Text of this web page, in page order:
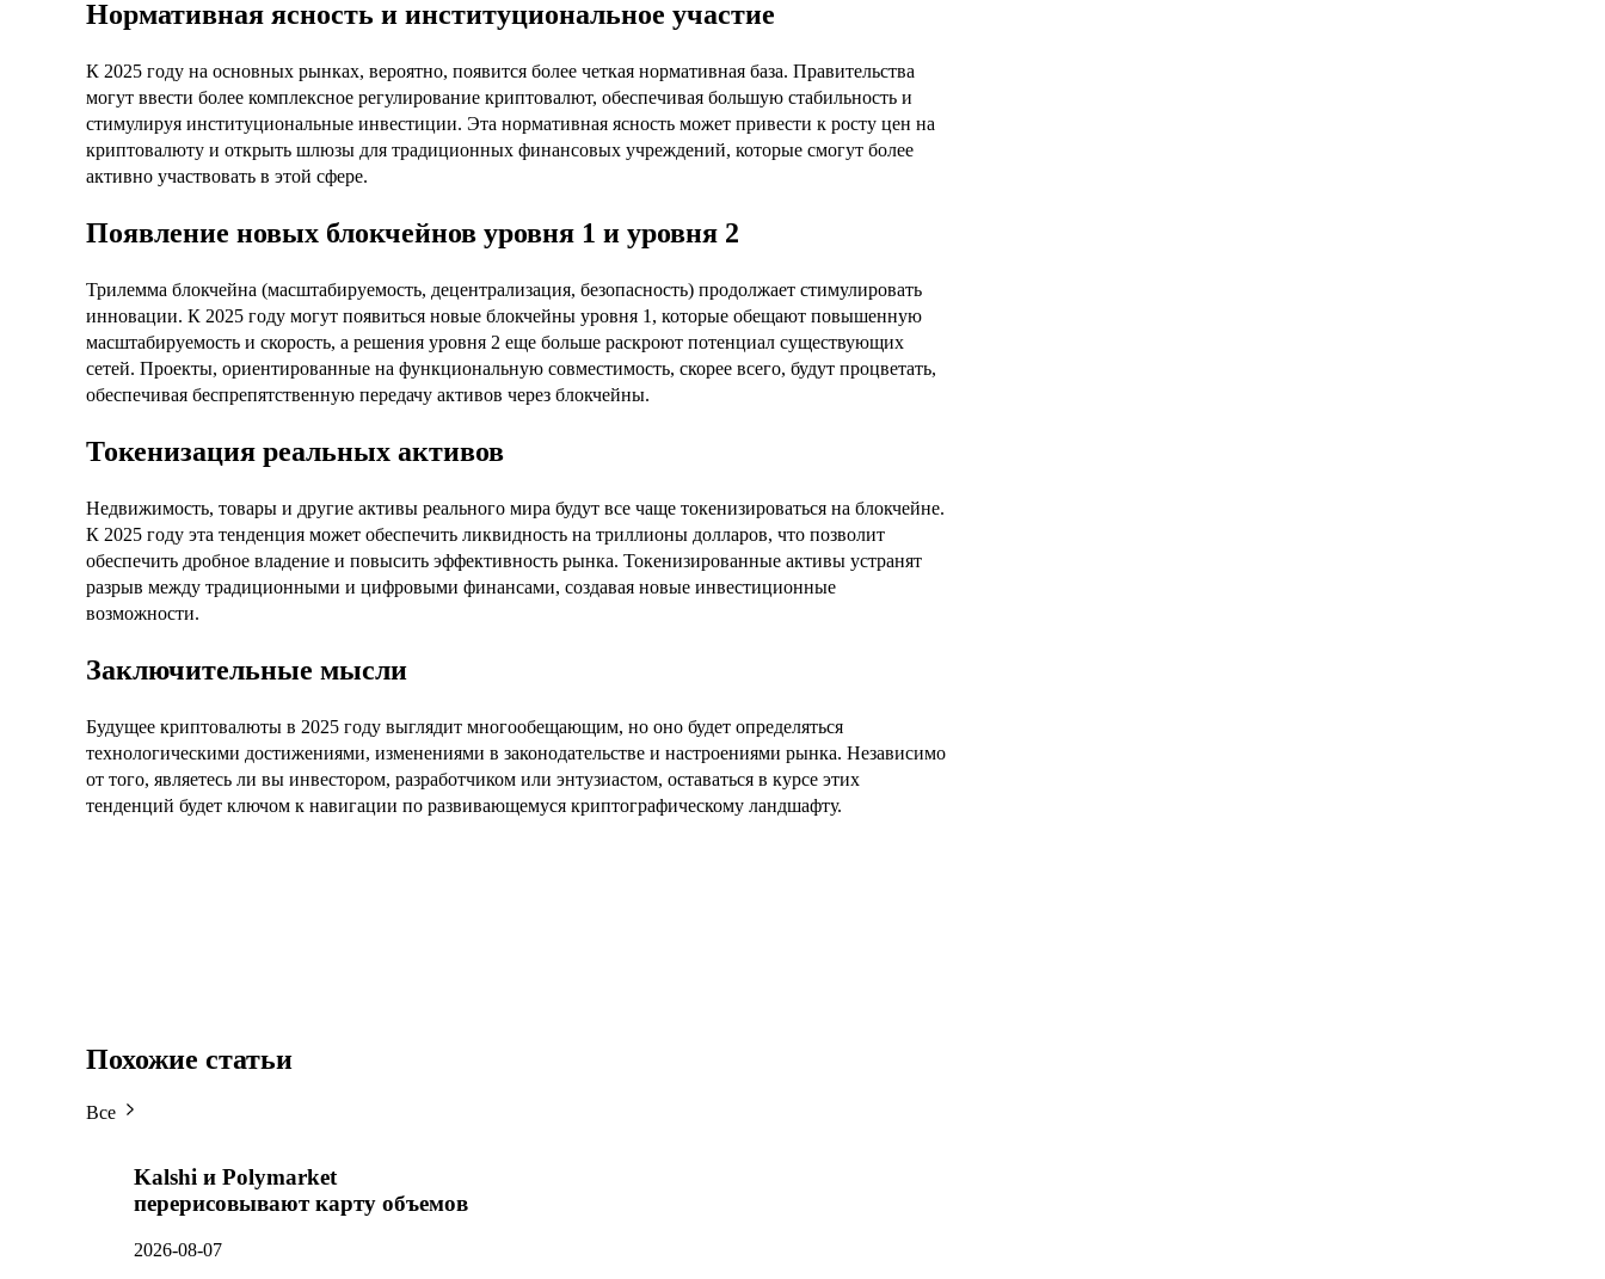
Нормативная ясность и институциональное участие
К 2025 году на основных рынках, вероятно, появится более четкая нормативная база. Правительства
могут ввести более комплексное регулирование криптовалют, обеспечивая большую стабильность и
стимулируя институциональные инвестиции. Эта нормативная ясность может привести к росту цен на
криптовалюту и открыть шлюзы для традиционных финансовых учреждений, которые смогут более
активно участвовать в этой сфере.
Появление новых блокчейнов уровня 1 и уровня 2
Трилемма блокчейна (масштабируемость, децентрализация, безопасность) продолжает стимулировать
инновации. К 2025 году могут появиться новые блокчейны уровня 1, которые обещают повышенную
масштабируемость и скорость, а решения уровня 2 еще больше раскроют потенциал существующих
сетей. Проекты, ориентированные на функциональную совместимость, скорее всего, будут процветать,
обеспечивая беспрепятственную передачу активов через блокчейны.
Токенизация реальных активов
Недвижимость, товары и другие активы реального мира будут все чаще токенизироваться на блокчейне.
К 2025 году эта тенденция может обеспечить ликвидность на триллионы долларов, что позволит
обеспечить дробное владение и повысить эффективность рынка. Токенизированные активы устранят
разрыв между традиционными и цифровыми финансами, создавая новые инвестиционные
возможности.
Заключительные мысли
Будущее криптовалюты в 2025 году выглядит многообещающим, но оно будет определяться
технологическими достижениями, изменениями в законодательстве и настроениями рынка. Независимо
от того, являетесь ли вы инвестором, разработчиком или энтузиастом, оставаться в курсе этих
тенденций будет ключом к навигации по развивающемуся криптографическому ландшафту.
Похожие статьи
Все
Kalshi и Polymarket
перерисовывают карту объемов
2026-08-07